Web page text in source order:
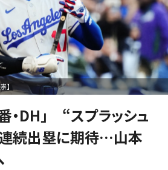
】
・DH」 “スプラッシュ
連続出塁に期待…山本